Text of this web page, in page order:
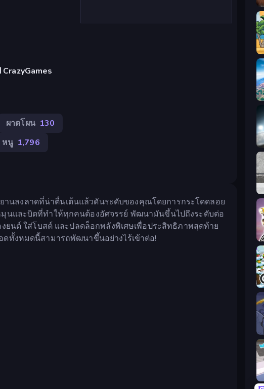
ผาดโผน 130
หนู 1,796
านลงลาดที่น่าตื่นเต้นแล้วดันระดับของคุณโดยการกระโดดลอย
นและบิดที่ทำให้ทุกคนต้องอัศจรรย์ พัฒนามันขึ้นไปถึงระดับต่อ
ยนต์ ใส่โบสต์ และปลดล็อกพลังพิเศษเพื่อประสิทธิภาพสุดท้าย
ทั้งหมดนี้สามารถพัฒนาขึ้นอย่างไร้เข้าต่อ!